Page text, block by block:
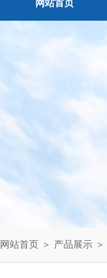
网站首页
网站首页 ＞ 产品展示 ＞